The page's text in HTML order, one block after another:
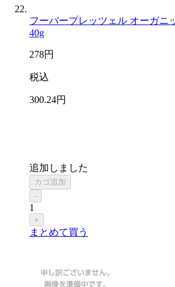
フーバープレッツェル オーガニ
40g
278円
税込
300.24円
追加しました
カゴ追加
-
1
+
まとめて買う